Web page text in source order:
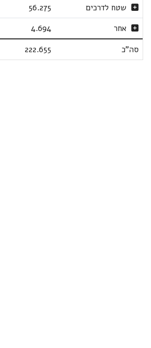
שטח לדרכים
56.275
אחר
4.694
סה"כ
222.655